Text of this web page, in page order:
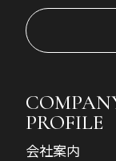
PROFILE
会社案内